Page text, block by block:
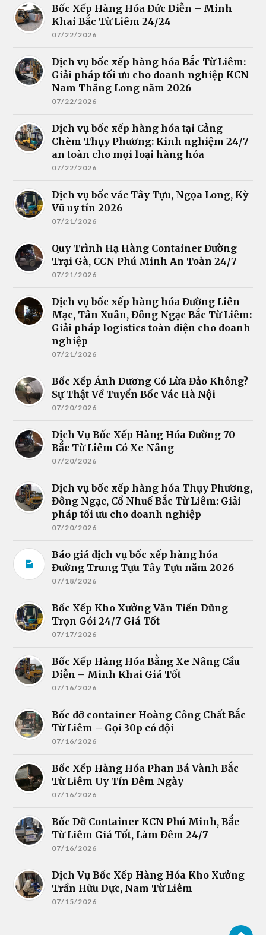
Bốc Xếp Hàng Hóa Đức Diễn – Minh
Khai Bắc Từ Liêm 24/24
07/22/2026
Dịch vụ bốc xếp hàng hóa Bắc Từ Liêm:
Giải pháp tối ưu cho doanh nghiệp KCN
Nam Thăng Long năm 2026
07/22/2026
Dịch vụ bốc xếp hàng hóa tại Cảng
Chèm Thụy Phương: Kinh nghiệm 24/7
an toàn cho mọi loại hàng hóa
07/22/2026
Dịch vụ bốc vác Tây Tựu, Ngọa Long, Kỳ
Vũ uy tín 2026
07/21/2026
Quy Trình Hạ Hàng Container Đường
Trại Gà, CCN Phú Minh An Toàn 24/7
07/21/2026
Dịch vụ bốc xếp hàng hóa Đường Liên
Mạc, Tân Xuân, Đông Ngạc Bắc Từ Liêm:
Giải pháp logistics toàn diện cho doanh
nghiệp
07/21/2026
Bốc Xếp Ánh Dương Có Lừa Đảo Không?
Sự Thật Về Tuyển Bốc Vác Hà Nội
07/20/2026
Dịch Vụ Bốc Xếp Hàng Hóa Đường 70
Bắc Từ Liêm Có Xe Nâng
07/20/2026
Dịch vụ bốc xếp hàng hóa Thụy Phương,
Đông Ngạc, Cổ Nhuế Bắc Từ Liêm: Giải
pháp tối ưu cho doanh nghiệp
07/20/2026
Báo giá dịch vụ bốc xếp hàng hóa
Đường Trung Tựu Tây Tựu năm 2026
07/18/2026
Bốc Xếp Kho Xưởng Văn Tiến Dũng
Trọn Gói 24/7 Giá Tốt
07/17/2026
Bốc Xếp Hàng Hóa Bằng Xe Nâng Cầu
Diễn – Minh Khai Giá Tốt
07/16/2026
Bốc dỡ container Hoàng Công Chất Bắc
Từ Liêm – Gọi 30p có đội
07/16/2026
Bốc Xếp Hàng Hóa Phan Bá Vành Bắc
Từ Liêm Uy Tín Đêm Ngày
07/16/2026
Bốc Dỡ Container KCN Phú Minh, Bắc
Từ Liêm Giá Tốt, Làm Đêm 24/7
07/16/2026
Dịch Vụ Bốc Xếp Hàng Hóa Kho Xưởng
Trần Hữu Dực, Nam Từ Liêm
07/15/2026